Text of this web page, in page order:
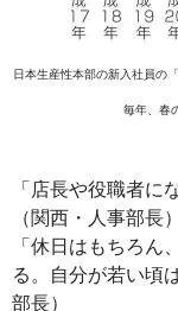
日本生産性本部の新入社員の
毎年、春
「店長や役職者に
（関西・人事部長）
「休日はもちろん
る。自分が若い頃
部長）